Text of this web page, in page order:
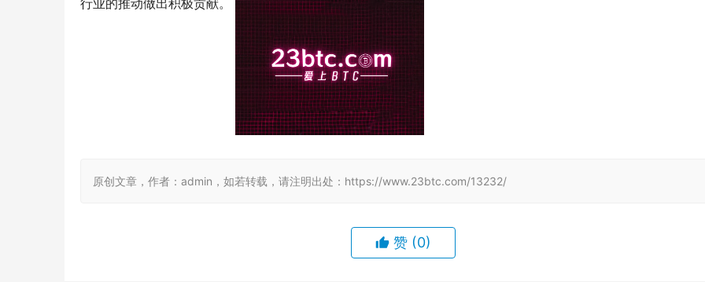
原创文章，作者：admin，如若转载，请注明出处：https://www.23btc.com/13232/
赞 (0)